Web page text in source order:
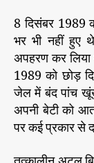
8 दिसंबर 1989
भर भी नहीं हुए
अपहरण कर लिया
1989 को छोड़
जेल में बंद पांच
अपनी बेटी को
पर कई प्रकार से